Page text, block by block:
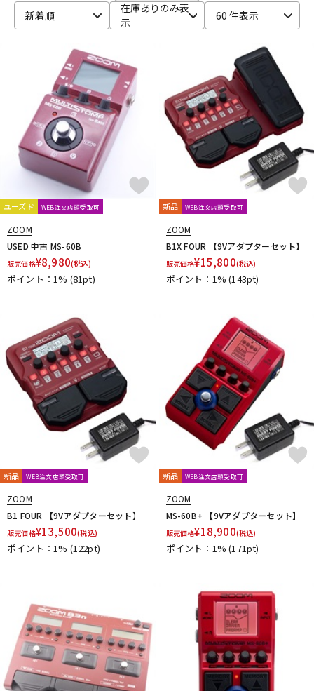
ベース ウクレレ
ドラム パーカッション
キーボード 電子ピアノ
その他楽器
DJ機器 DTM
DTM オンライン納品 レコーディング機器
配信/ライブ機器 楽器アクセサリ
中古 ヴィンテージ
新着順
在庫ありのみ表
示
60 件表示
ユーズド WEB注文店頭受取可
ZOOM
USED 中古 MS-60B
販売価格¥8,980(税込)
ポイント：1% (81pt)
新品 WEB注文店頭受取可
ZOOM
B1X FOUR 【9Vアダプターセット】
販売価格¥15,800(税込)
ポイント：1%(143pt)
新品 WEB注文店頭受取可
ZOOM
B1 FOUR 【9Vアダプターセット】
販売価格¥13,500(税込)
ポイント：1% (122pt)
新品 WEB注文店頭受取可
ZOOM
MS-60B+ 【9Vアダプターセット】
販売価格¥18,900(税込)
ポイント：1%(171pt)